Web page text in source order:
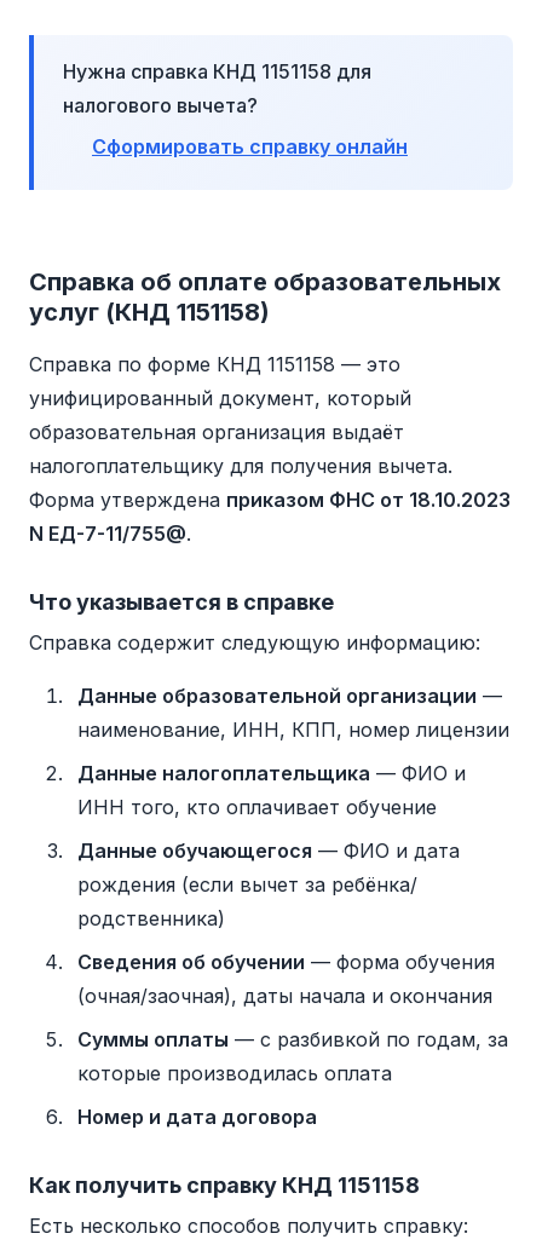
Нужна справка КНД 1151158 для
налогового вычета?
Сформировать справку онлайн
Справка об оплате образовательных
услуг (КНД 1151158)
Справка по форме КНД 1151158 — это
унифицированный документ, который
образовательная организация выдаёт
налогоплательщику для получения вычета.
Форма утверждена приказом ФНС от 18.10.2023
N ЕД-7-11/755@.
Что указывается в справке
Справка содержит следующую информацию:
Данные образовательной организации —
наименование, ИНН, КПП, номер лицензии
Данные налогоплательщика — ФИО и
ИНН того, кто оплачивает обучение
Данные обучающегося — ФИО и дата
рождения (если вычет за ребёнка/
родственника)
Сведения об обучении — форма обучения
(очная/заочная), даты начала и окончания
Суммы оплаты — с разбивкой по годам, за
которые производилась оплата
Номер и дата договора
Как получить справку КНД 1151158
Есть несколько способов получить справку: